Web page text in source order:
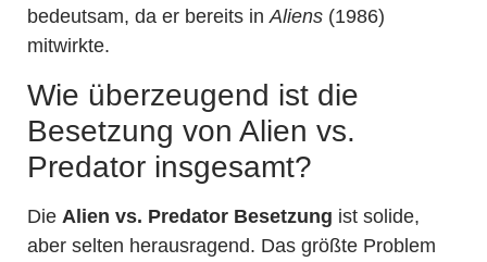
bedeutsam, da er bereits inAliens (1986)
mitwirkte.
Wie überzeugend ist die
Besetzung von Alien vs.
Predator insgesamt?
Die Alien vs. Predator Besetzung ist solide,
aber selten herausragend. Das größte Problem